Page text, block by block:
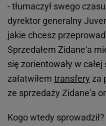
- tłumaczył swego
dyrektor generalny
jakie chcesz
Sprzedałem Zidane'a
się zorientowały w
załatwiłem transfery za
ze sprzedaży Zidane'a
Kogo wtedy